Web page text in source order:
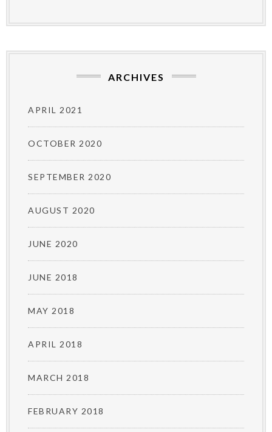
ARCHIVES
APRIL 2021
OCTOBER 2020
SEPTEMBER 2020
AUGUST 2020
JUNE 2020
JUNE 2018
MAY 2018
APRIL 2018
MARCH 2018
FEBRUARY 2018